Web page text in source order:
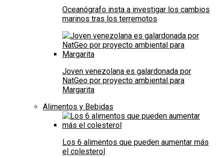
Oceanógrafo insta a investigar los cambios
marinos tras los terremotos
Joven venezolana es galardonada por
NatGeo por proyecto ambiental para
Margarita
Alimentos y Bebidas
Los 6 alimentos que pueden aumentar más
el colesterol